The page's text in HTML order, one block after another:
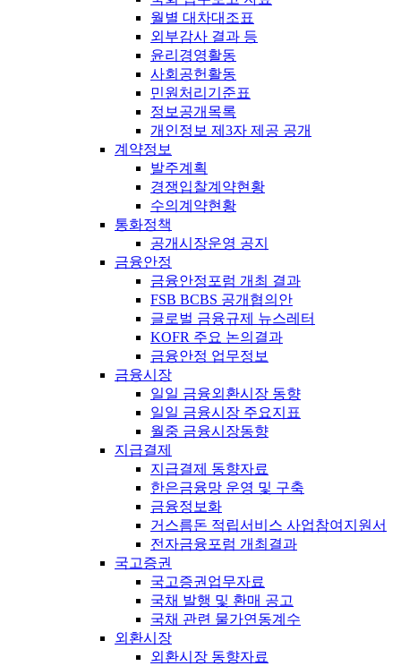
월별 대차대조표
외부감사 결과 등
윤리경영활동
사회공헌활동
민원처리기준표
정보공개목록
개인정보 제3자 제공 공개
계약정보
발주계획
경쟁입찰계약현황
수의계약현황
통화정책
공개시장운영 공지
금융안정
금융안정포럼 개최 결과
FSB BCBS 공개협의안
글로벌 금융규제 뉴스레터
KOFR 주요 논의결과
금융안정 업무정보
금융시장
일일 금융외환시장 동향
일일 금융시장 주요지표
월중 금융시장동향
지급결제
지급결제 동향자료
한은금융망 운영 및 구축
금융정보화
거스름돈 적립서비스 사업참여지원서
전자금융포럼 개최결과
국고증권
국고증권업무자료
국채 발행 및 환매 공고
국채 관련 물가연동계수
외환시장
외환시장 동향자료